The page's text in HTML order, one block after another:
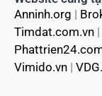
Anninh.org |
Timdat.com.vn |
Vimido.vn |